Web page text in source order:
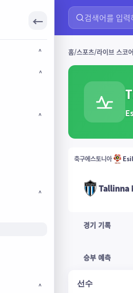
←
^
^
^
^
^
홈 스포츠 라이브 스코어
축구에스토니아
Tallinna
경기 기록
승부 예측
선수